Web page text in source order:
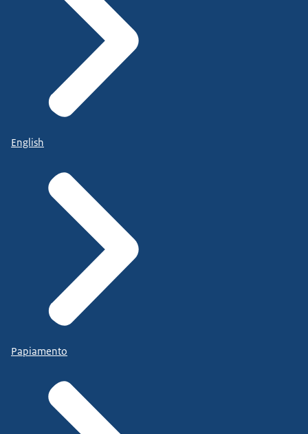
English
Papiamento